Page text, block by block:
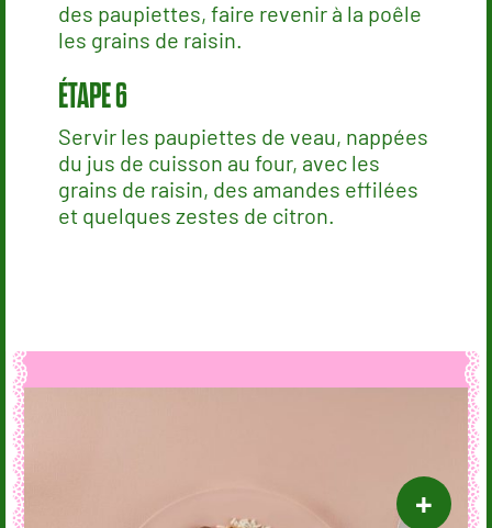
des paupiettes, faire revenir à la poêle
les grains de raisin.
Servir les paupiettes de veau, nappées
du jus de cuisson au four, avec les
grains de raisin, des amandes effilées
et quelques zestes de citron.